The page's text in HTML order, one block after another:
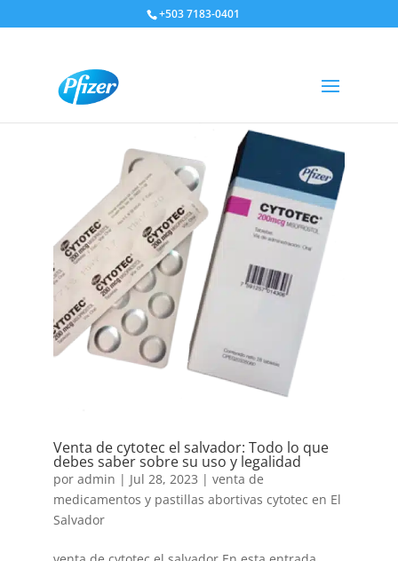
+503 7183-0401
Venta de cytotec el salvador: Todo lo que
debes saber sobre su uso y legalidad
por admin | Jul 28, 2023 | venta de
medicamentos y pastillas abortivas cytotec en El
Salvador